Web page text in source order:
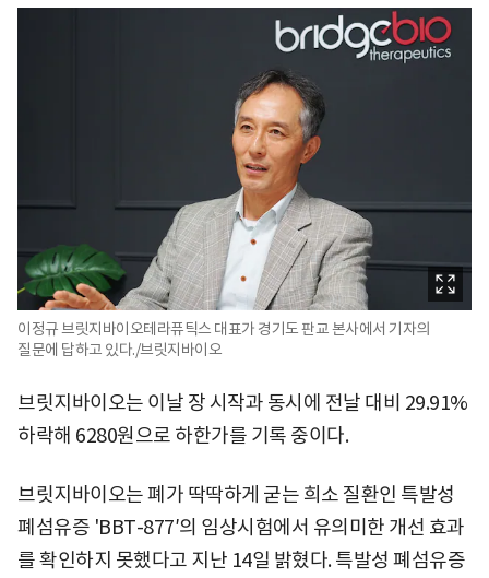
이정규 브릿지바이오테라퓨틱스 대표가 경기도 판교 본사에서 기자의
질문에 답하고 있다./브릿지바이오
브릿지바이오는 이날 장 시작과 동시에 전날 대비 29.91%
하락해 6280원으로 하한가를 기록 중이다.
브릿지바이오는 폐가 딱딱하게 굳는 희소 질환인 특발성
폐섬유증 'BBT-877′의 임상시험에서 유의미한 개선 효과
를 확인하지 못했다고 지난 14일 밝혔다. 특발성 폐섬유증